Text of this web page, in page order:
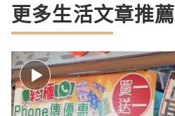
更多生活文章推薦